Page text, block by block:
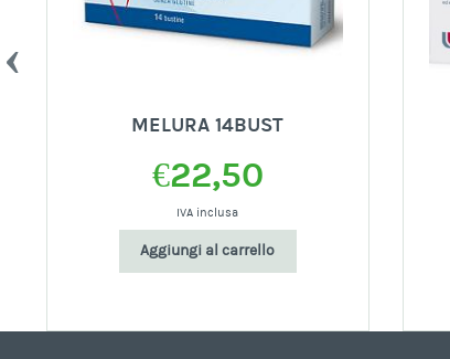
MELURA 14BUST
€22,50
IVA inclusa
Aggiungi al carrello